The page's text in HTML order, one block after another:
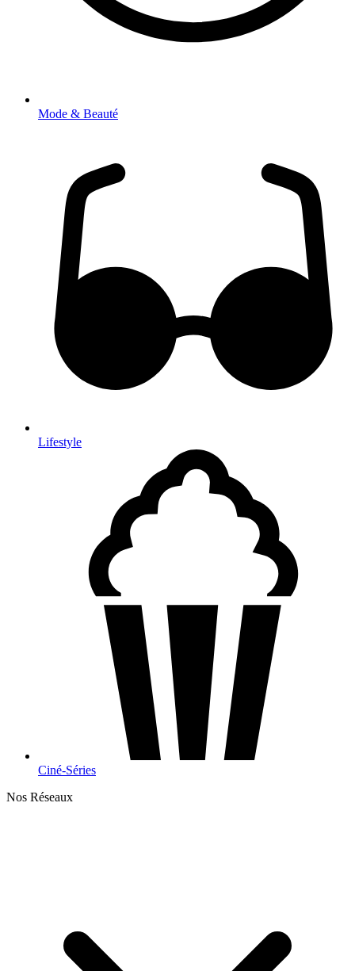
Mode & Beauté
Lifestyle
Ciné-Séries
Nos Réseaux